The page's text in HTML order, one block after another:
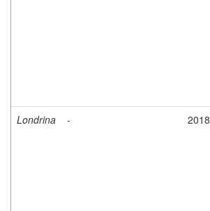
Londrina
- 2018